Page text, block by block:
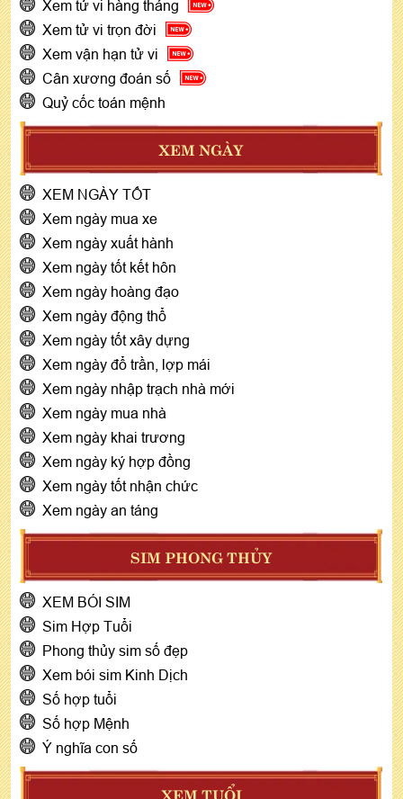
Xem tử vi hàng tháng
Xem tử vi trọn đời
Xem vận hạn tử vi
Cân xương đoán số
Quỷ cốc toán mệnh
XEM NGÀY
XEM NGÀY TỐT
Xem ngày mua xe
Xem ngày xuất hành
Xem ngày tốt kết hôn
Xem ngày hoàng đạo
Xem ngày động thổ
Xem ngày tốt xây dựng
Xem ngày đổ trần, lợp mái
Xem ngày nhập trạch nhà mới
Xem ngày mua nhà
Xem ngày khai trương
Xem ngày ký hợp đồng
Xem ngày tốt nhận chức
Xem ngày an táng
SIM PHONG THỦY
XEM BÓI SIM
Sim Hợp Tuổi
Phong thủy sim số đẹp
Xem bói sim Kinh Dịch
Số hợp tuổi
Số hợp Mệnh
Ý nghĩa con số
XEM TUỔI